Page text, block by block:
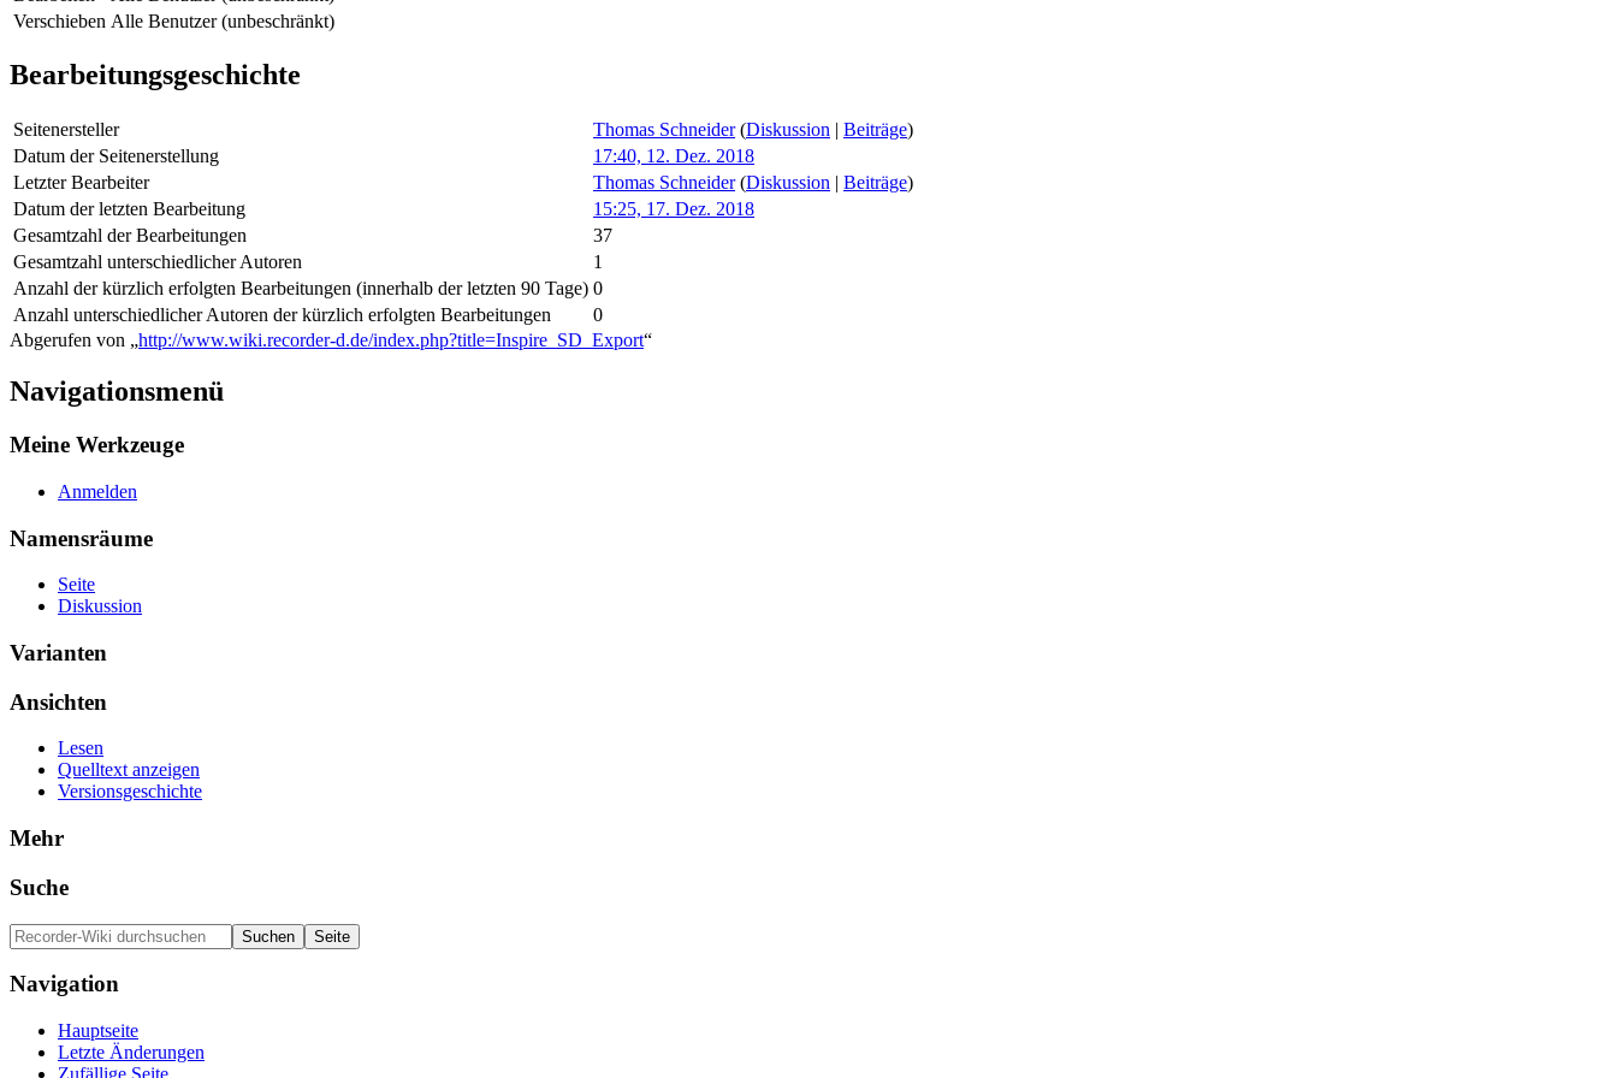
Verschieben Alle Benutzer (unbeschränkt)
Bearbeitungsgeschichte
Seitenersteller Thomas Schneider (Diskussion | Beiträge)
Datum der Seitenerstellung
17:40, 12. Dez. 2018
Letzter Bearbeiter
Thomas Schneider (Diskussion | Beiträge)
Datum der letzten Bearbeitung
15:25, 17. Dez. 2018
Gesamtzahl der Bearbeitungen
37
Gesamtzahl unterschiedlicher Autoren
1
Anzahl der kürzlich erfolgten Bearbeitungen (innerhalb der letzten 90 Tage) 0
Anzahl unterschiedlicher Autoren der kürzlich erfolgten Bearbeitungen
0
Abgerufen von „http://www.wiki.recorder-d.de/index.php?title=Inspire_SD_Export“
Navigationsmenü
Meine Werkzeuge
Anmelden
Namensräume
Seite
Diskussion
Varianten
Ansichten
Lesen
Quelltext anzeigen
Versionsgeschichte
Mehr
Suche
Navigation
Hauptseite
Letzte Änderungen
Zufällige Seite